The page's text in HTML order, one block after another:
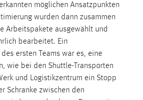
möglichen Ansatzpunkten
wurden dann zusammen
Arbeitspakete ausgewählt und
bearbeitet. Ein
ersten Teams war es, eine
wie bei den Shuttle-Transporten
und Logistikzentrum ein Stopp
Schranke zwischen den
die gewählte Sprache der Website.